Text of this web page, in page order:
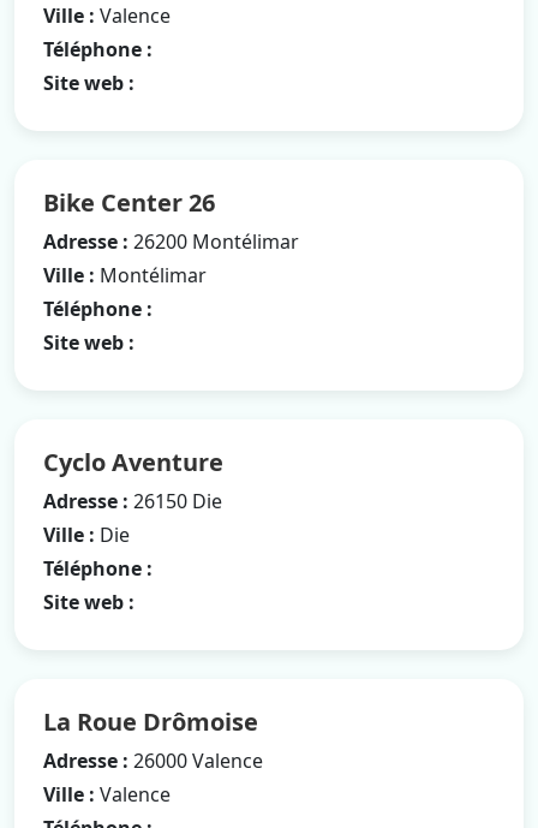
Ville : Valence
Téléphone :
Site web :
Bike Center 26
Adresse : 26200 Montélimar
Ville : Montélimar
Téléphone :
Site web :
Cyclo Aventure
Adresse : 26150 Die
Ville : Die
Téléphone :
Site web :
La Roue Drômoise
Adresse : 26000 Valence
Ville : Valence